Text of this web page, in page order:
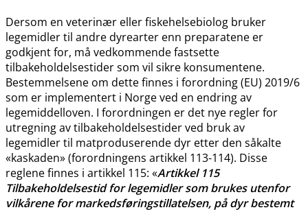
Dersom en veterinær eller fiskehelsebiolog bruker
legemidler til andre dyrearter enn preparatene er
godkjent for, må vedkommende fastsette
tilbakeholdelsestider som vil sikre konsumentene.
Bestemmelsene om dette finnes i forordning (EU) 2019/6
som er implementert i Norge ved en endring av
legemiddelloven. I forordningen er det nye regler for
utregning av tilbakeholdelsestider ved bruk av
legemidler til matproduserende dyr etter den såkalte
«kaskaden» (forordningens artikkel 113-114). Disse
reglene finnes i artikkel 115: «Artikkel 115
Tilbakeholdelsestid for legemidler som brukes utenfor
vilkårene for markedsføringstillatelsen, på dyr bestemt